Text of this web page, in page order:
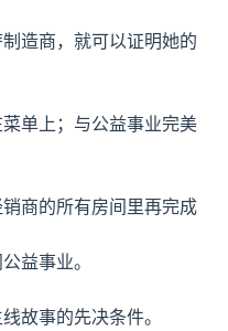
造商，就可以证明她的
单上；与公益事业完美
商的所有房间里再完成
益事业。
故事的先决条件。